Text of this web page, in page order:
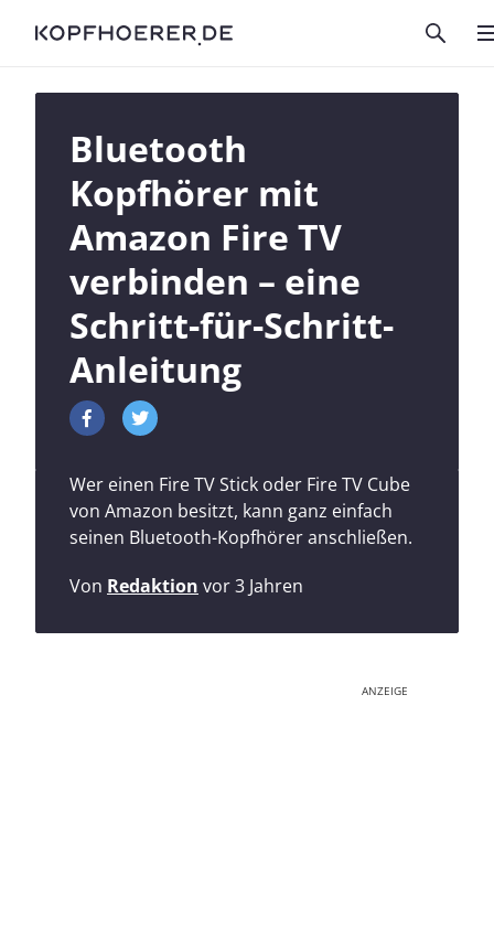
Bluetooth
Kopfhörer mit
Amazon Fire TV
verbinden – eine
Schritt-für-Schritt-
Anleitung
Wer einen Fire TV Stick oder Fire TV Cube
von Amazon besitzt, kann ganz einfach
seinen Bluetooth-Kopfhörer anschließen.
Von Redaktion vor 3 Jahren
ANZEIGE